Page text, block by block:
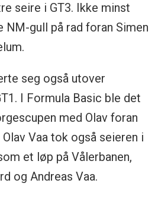
seire i GT3. Ikke minst
NM-gull på rad foran Simen
seg også utover
I Formula Basic ble det
med Olav foran
Vaa tok også seieren i
et løp på Vålerbanen,
og Andreas Vaa.